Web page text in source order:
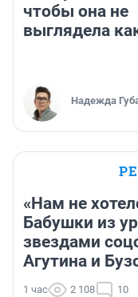
чтобы она не
выглядела
Надежда
«Нам не
Бабушки из
звездами
Агутина и
1 час 2 108 10